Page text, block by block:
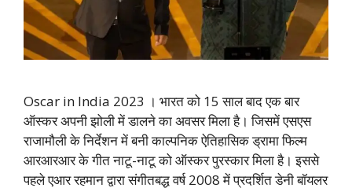
Oscar in India 2023 । भारत को 15 साल बाद एक बार
ऑस्कर अपनी झोली में डालने का अवसर ‎मिला है। जिसमें एसएस
राजामौली के निर्देशन में बनी काल्पनिक ऐतिहासिक ड्रामा फिल्म
आरआरआर के गीत नाटू-नाटू को ऑस्कर पुरस्कार ‎मिला है। इससे
पहले एआर रहमान द्वारा संगीतबद्ध वर्ष 2008 में प्रदर्शित डेनी बॉयलर